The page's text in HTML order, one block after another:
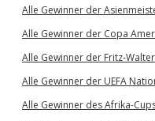
Alle Gewinner der
Alle Gewinner der Copa
Alle Gewinner der Fritz-
Alle Gewinner der UEFA
Alle Gewinner des Afrika-